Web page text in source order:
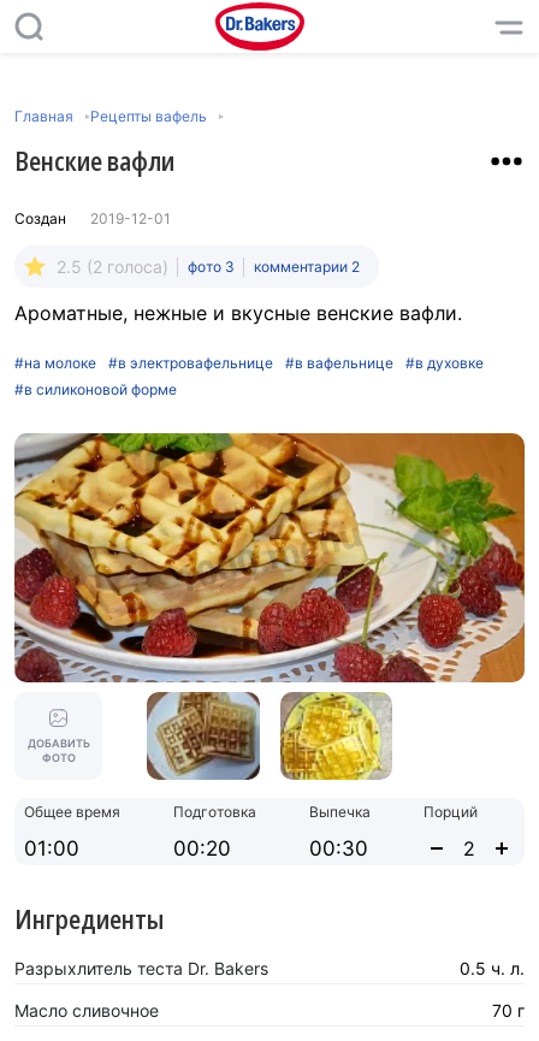
Главная Рецепты вафель
Венские вафли
Создан 2019-12-01
2.5 (2 голоса) фото 3 комментарии 2
Ароматные, нежные и вкусные венские вафли.
#на молоке #в электровафельнице #в вафельнице
#в духовке
#в силиконовой форме
ДОБАВИТЬ
ФОТО
Общее время
01:00
Подготовка
00:20
Выпечка
00:30
Порций
Ингредиенты
Разрыхлитель теста Dr. Bakers 0.5 ч. л.
Масло сливочное 70 г